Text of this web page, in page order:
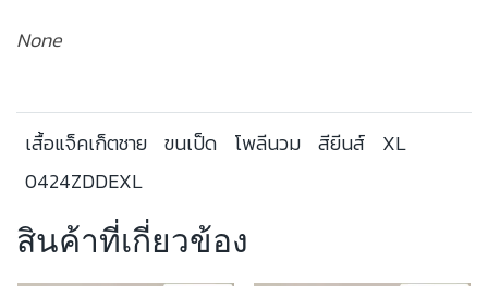
None
เสื้อแจ็คเก็ตชาย ขนเป็ด โพลีนวม สียีนส์
XL
0424ZDDEXL
สินค้าที่เกี่ยวข้อง